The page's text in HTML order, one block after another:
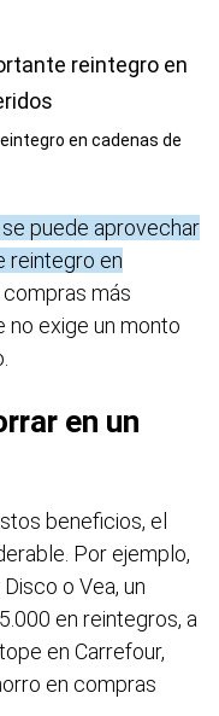
en cadenas de
puede aprovechar
reintegro en
compras más
no exige un monto
en un
beneficios, el
Por ejemplo,
o Vea, un
en reintegros, a
en Carrefour,
en compras